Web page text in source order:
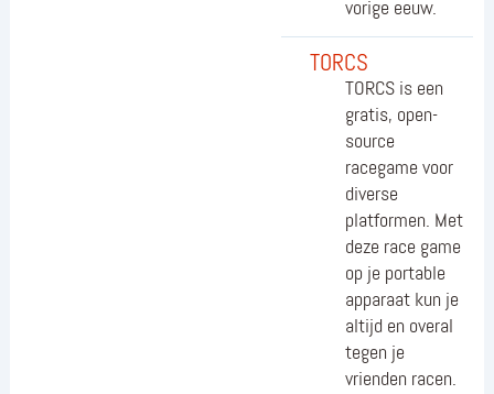
vorige eeuw.
TORCS
TORCS is een
gratis, open-
source
racegame voor
diverse
platformen. Met
deze race game
op je portable
apparaat kun je
altijd en overal
tegen je
vrienden racen.